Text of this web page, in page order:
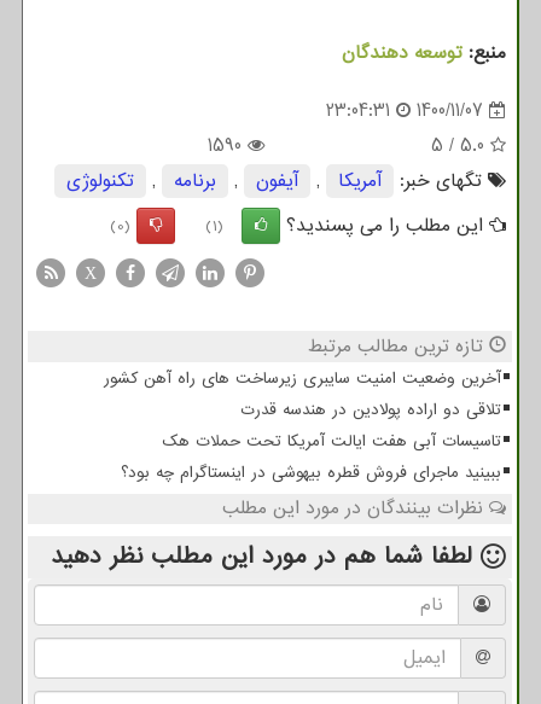
منبع: توسعه دهندگان
1400/11/07
23:04:31
5.0
/
5
1590
تگهای خبر:
آمریكا , آیفون , برنامه ,
تكنولوژی
این مطلب را می پسندید؟
(1)
(0)
X
تازه ترین مطالب مرتبط
آخرین وضعیت امنیت سایبری زیرساخت های راه آهن کشور
تلاقی دو اراده پولادین در هندسه قدرت
تاسیسات آبی هفت ایالت آمریکا تحت حملات هک
ببینید ماجرای فروش قطره بیهوشی در اینستاگرام چه بود؟
نظرات بینندگان در مورد این مطلب
لطفا شما هم در مورد این مطلب نظر دهید